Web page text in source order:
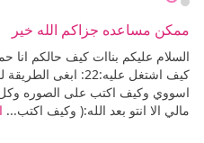
ممكن مساعده جزاكم الله خير
السلام عليكم بناات كيف حالكم
كيف اشتغل عليه:22:
مالي الا انتو بعد الله:( وكيف اكتب...